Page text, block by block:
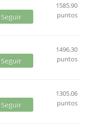
Seguir
1585.90
puntos
Seguir
1496.30
puntos
Seguir
1305.06
puntos